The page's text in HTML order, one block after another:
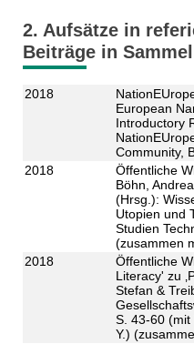
2. Aufsätze in
Beiträge in
2018
European
Introductory
Community,
2018
Öffentliche
Böhn,
(Hrsg.):
Utopien und
Studien
(zusammen
2018
Öffentliche
Literacy' zu
Stefan &
S. 43-60 (mit
Y.)